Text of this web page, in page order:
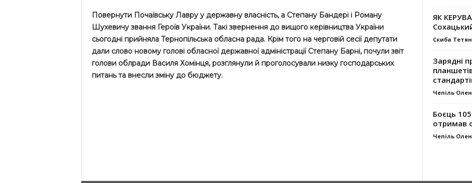
Повернути Почаївську Лавру у державну власність, а Степану Бандері і Роману
Шухевичу звання Героїв України. Такі звернення до вищого керівництва України
сьогодні прийняла Тернопільська обласна рада. Крім того на черговій сесії депутати
дали слово новому голові обласної державної адміністрації Степану Барні, почули звіт
голови облради Василя Хомінця, розглянули й проголосували низку господарських
питань та внесли зміну до бюджету.
ЯК
Скиба
Зарядні
Чепіль
Боєць
отримав
Чепіль